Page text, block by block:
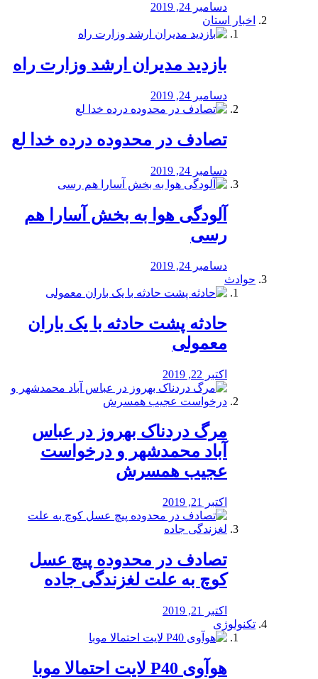
دسامبر 24, 2019
اخبار استان
بازدید مدیران ارشد وزارت راه
دسامبر 24, 2019
تصادف در محدوده درده خدا لع
دسامبر 24, 2019
آلودگی هوا به بخش آسارا هم
رسی
دسامبر 24, 2019
حوادث
️حادثه پشت حادثه با یک باران
معمولی
اکتبر 22, 2019
مرگ دردناک بهروز در عباس
آباد محمدشهر و درخواست
عجیب همسرش
اکتبر 21, 2019
تصادف در محدوده پیچ عسل
کوچ به علت لغزندگی جاده
اکتبر 21, 2019
تکنولوژی
هوآوی P40 لایت احتمالا موبا